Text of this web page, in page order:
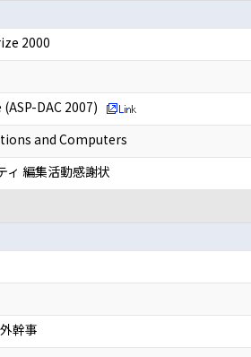
2000
DAC 2007)
and Computers
ィ 編集活動感謝状
幹事